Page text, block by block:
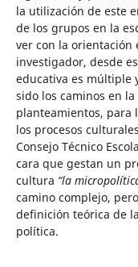
la utilización de este
de los grupos en la
ver con la orientación
investigador, desde
educativa es múltiple
sido los caminos en
planteamientos, para
los procesos
Consejo Técnico
cara que gestan un
cultura “la
camino complejo,
definición teórica de
política.